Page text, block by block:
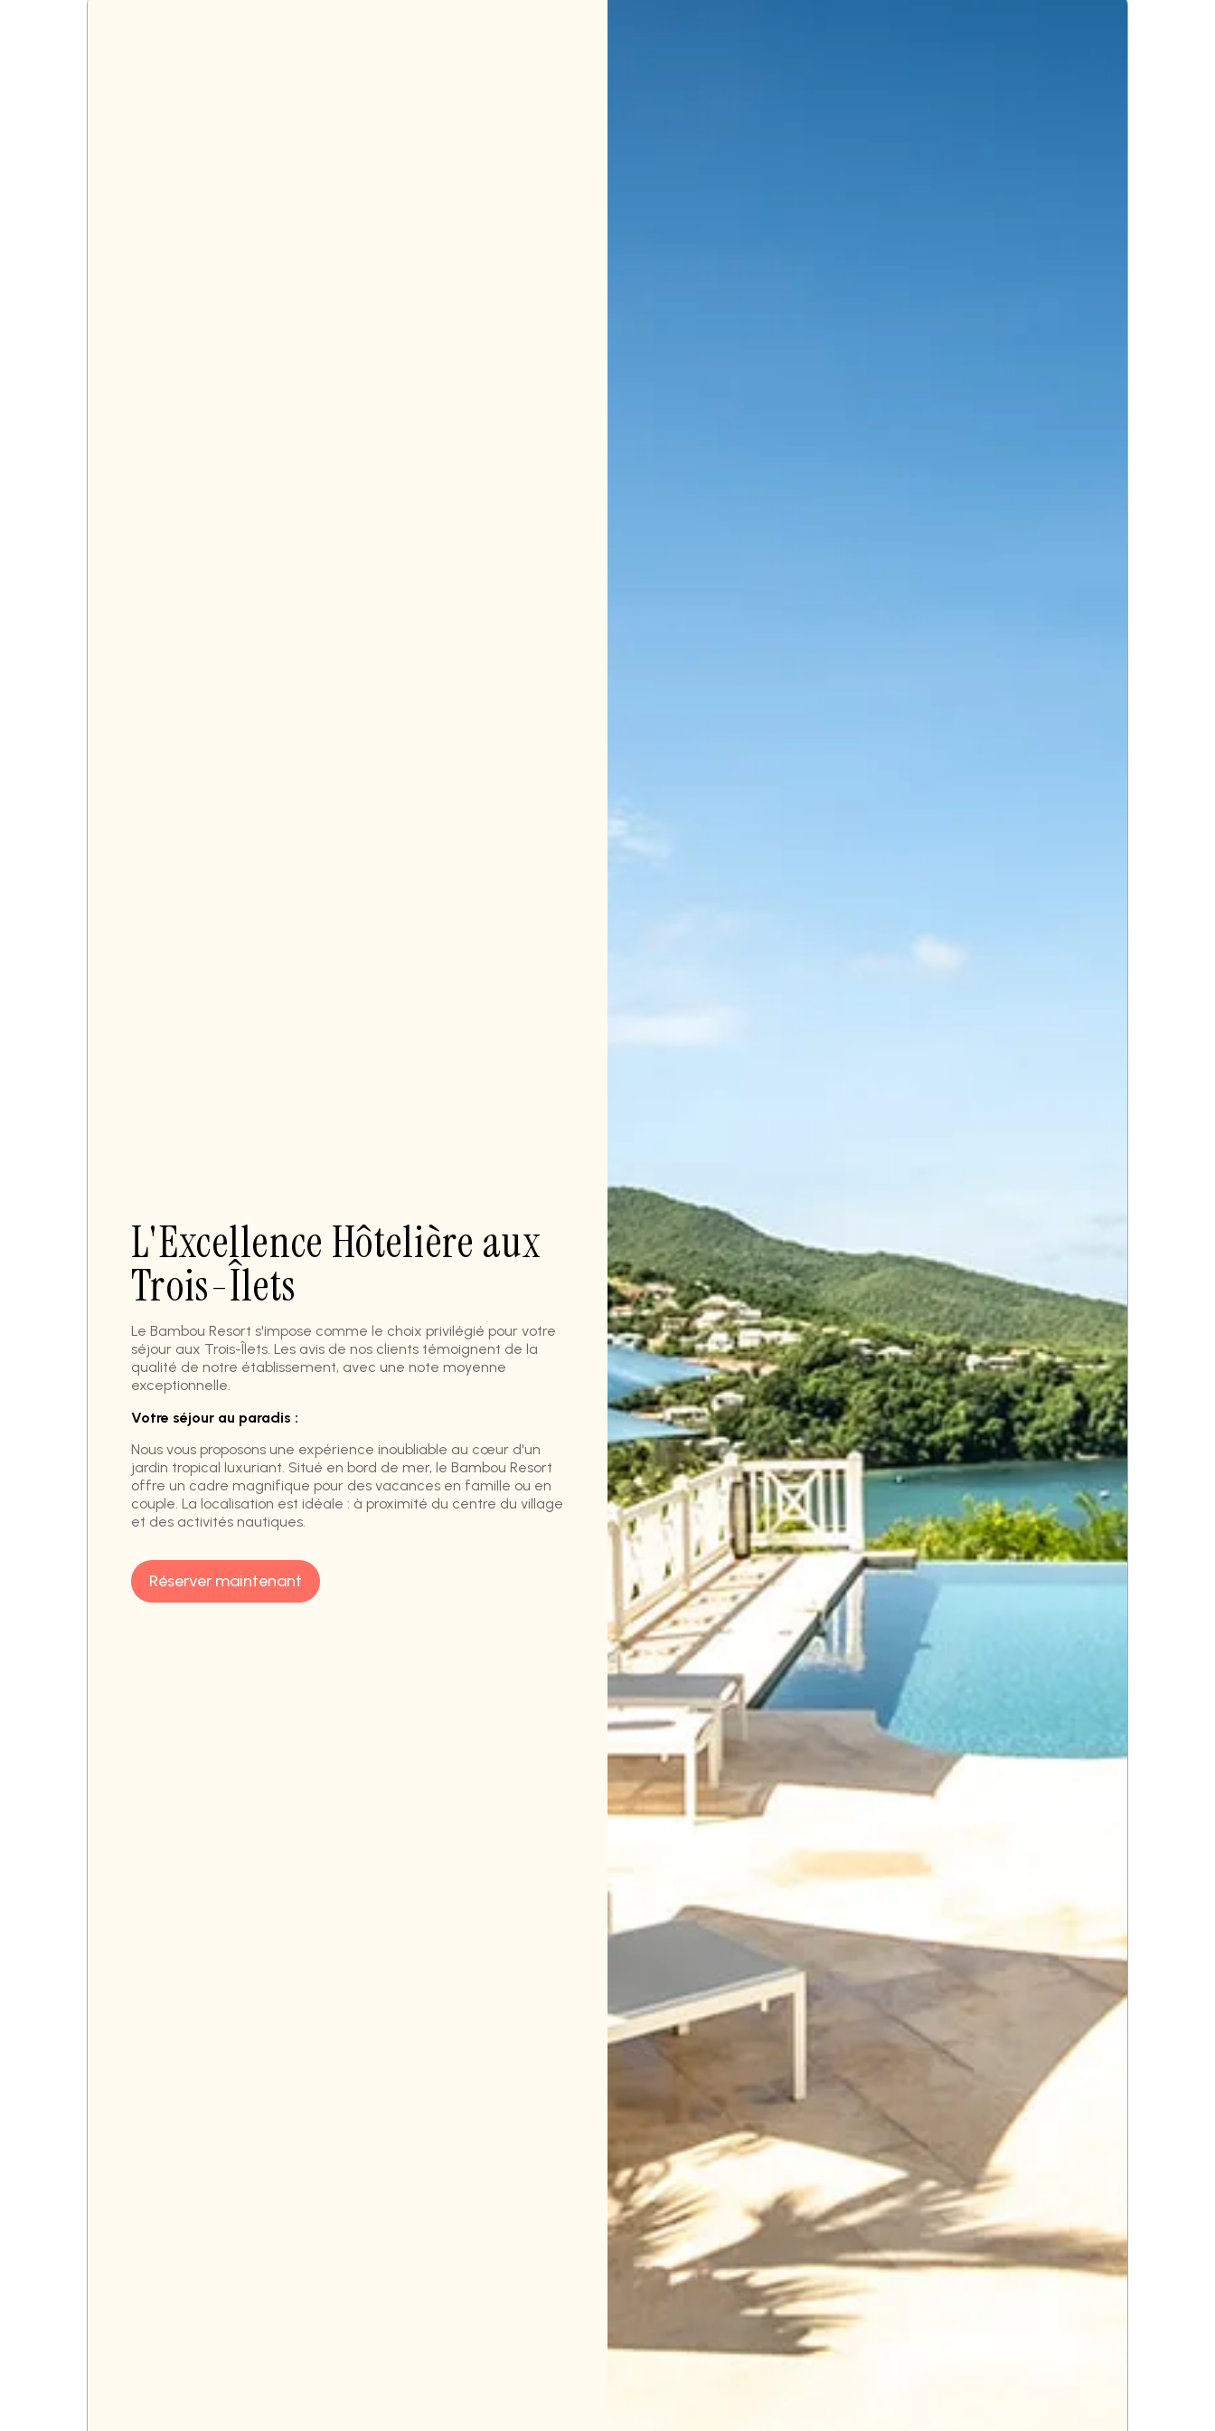
L'Excellence Hôtelière aux
Trois-Îlets
Le Bambou Resort s'impose comme le choix privilégié pour votre
séjour aux Trois-Îlets. Les avis de nos clients témoignent de la
qualité de notre établissement, avec une note moyenne
exceptionnelle.
Votre séjour au paradis :
Nous vous proposons une expérience inoubliable au cœur d'un
jardin tropical luxuriant. Situé en bord de mer, le Bambou Resort
offre un cadre magnifique pour des vacances en famille ou en
couple. La localisation est idéale : à proximité du centre du village
et des activités nautiques.
Réserver maintenant